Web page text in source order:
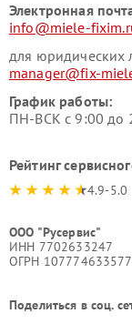
Электронная
info@miele-
для юридических
manager@fix-
График работы:
ПН-ВСК с 9:00 до
Рейтинг
4.9-5.0
ООО "Русервис"
ИНН 7702633247
ОГРН
Поделиться в соц.